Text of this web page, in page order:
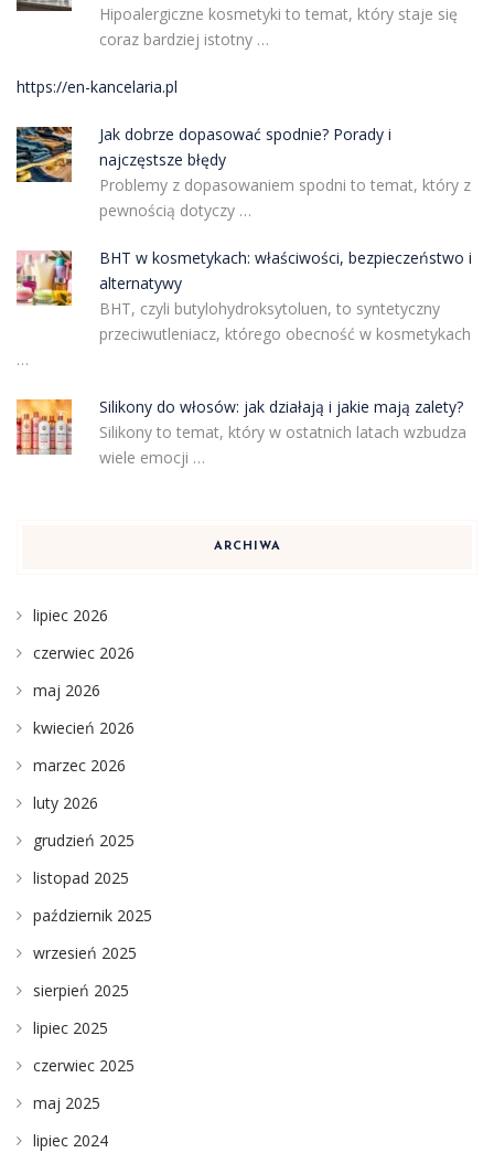
Hipoalergiczne kosmetyki to temat, który staje się
coraz bardziej istotny …
https://en-kancelaria.pl
Jak dobrze dopasować spodnie? Porady i
najczęstsze błędy
Problemy z dopasowaniem spodni to temat, który z
pewnością dotyczy …
BHT w kosmetykach: właściwości, bezpieczeństwo i
alternatywy
BHT, czyli butylohydroksytoluen, to syntetyczny
przeciwutleniacz, którego obecność w kosmetykach
…
Silikony do włosów: jak działają i jakie mają zalety?
Silikony to temat, który w ostatnich latach wzbudza
wiele emocji …
ARCHIWA
lipiec 2026
czerwiec 2026
maj 2026
kwiecień 2026
marzec 2026
luty 2026
grudzień 2025
listopad 2025
październik 2025
wrzesień 2025
sierpień 2025
lipiec 2025
czerwiec 2025
maj 2025
lipiec 2024